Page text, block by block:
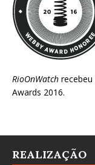
RioOnWatch
Awards 2016.
REALIZAÇÃO